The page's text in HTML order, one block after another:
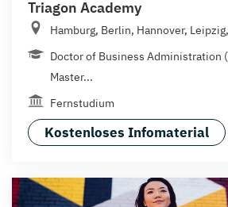
Triagon Academy
Hamburg, Berlin, Hannover,
Doctor of Business Administration
Master...
Fernstudium
Kostenloses Infomaterial